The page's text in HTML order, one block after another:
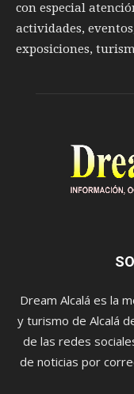
con especial
actividades,
exposiciones,
Dream Alcalá es la
y turismo de Alcalá
de las redes
de noticias por